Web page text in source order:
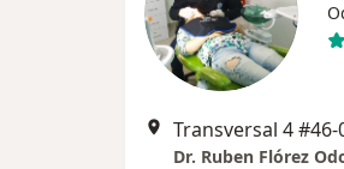
Transversal 4
Dr. Ruben Flórez